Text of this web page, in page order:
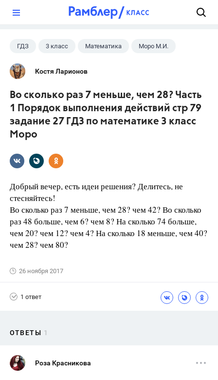
ГДЗ 3 класс Математика Моро М.И.
Костя Ларионов
Во сколько раз 7 меньше, чем 28? Часть
1 Порядок выполнения действий стр 79
задание 27 ГДЗ по математике 3 класс
Моро
Добрый вечер, есть идеи решения? Делитесь, не
стесняйтесь!
Во сколько раз 7 меньше, чем 28? чем 42? Во сколько
раз 48 больше, чем 6? чем 8? На сколько 74 больше,
чем 20? чем 12? чем 4? На сколько 18 меньше, чем 40?
чем 28? чем 80?
26 ноября 2017
1 ответ
ОТВЕТЫ 1
Роза Красникова